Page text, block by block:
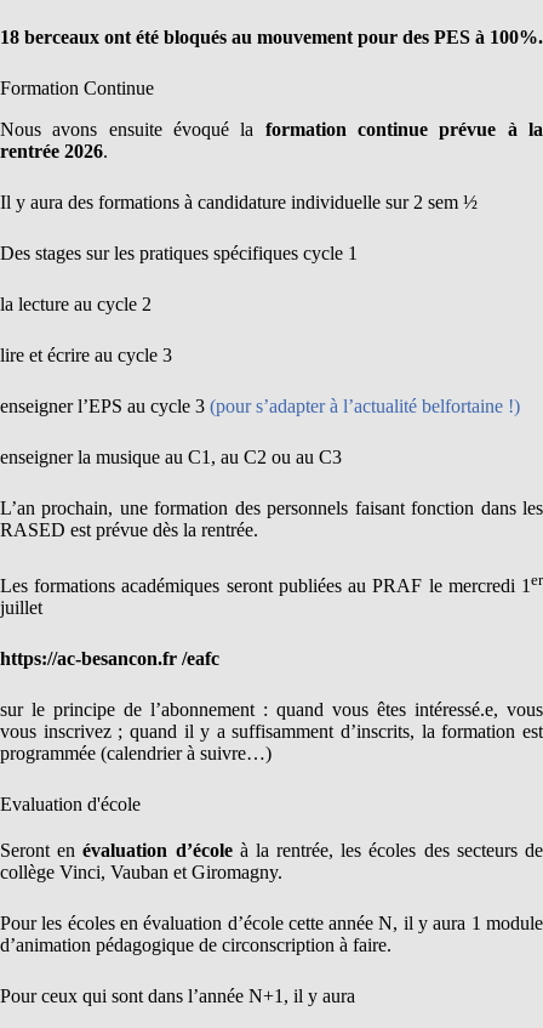
18 berceaux ont été bloqués au mouvement pour des PES à 100%.
Formation Continue
Nous avons ensuite évoqué la formation continue prévue à la
rentrée 2026.
Il y aura des formations à candidature individuelle sur 2 sem ½
Des stages sur les pratiques spécifiques cycle 1
la lecture au cycle 2
lire et écrire au cycle 3
enseigner l’EPS au cycle 3 (pour s’adapter à l’actualité belfortaine !)
enseigner la musique au C1, au C2 ou au C3
L’an prochain, une formation des personnels faisant fonction dans les
RASED est prévue dès la rentrée.
Les formations académiques seront publiées au PRAF le mercredi 1 er
juillet
https://ac-besancon.fr /eafc
sur le principe de l’abonnement : quand vous êtes intéressé.e, vous
vous inscrivez ; quand il y a suffisamment d’inscrits, la formation est
programmée (calendrier à suivre…)
Evaluation d'école
Seront enévaluation d’école à la rentrée, les écoles des secteurs de
collège Vinci, Vauban et Giromagny.
Pour les écoles en évaluation d’école cette année N, il y aura 1 module
d’animation pédagogique de circonscription à faire.
Pour ceux qui sont dans l’année N+1, il y aura